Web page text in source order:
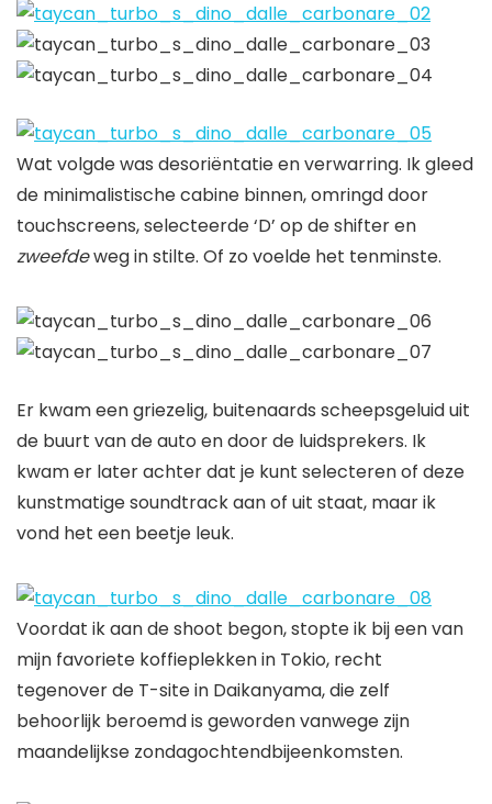
Wat volgde was desoriëntatie en verwarring. Ik gleed
de minimalistische cabine binnen, omringd door
touchscreens, selecteerde ‘D’ op de shifter en
zweefdeweg in stilte. Of zo voelde het tenminste.
Er kwam een ​​griezelig, buitenaards scheepsgeluid uit
de buurt van de auto en door de luidsprekers. Ik
kwam er later achter dat je kunt selecteren of deze
kunstmatige soundtrack aan of uit staat, maar ik
vond het een beetje leuk.
Voordat ik aan de shoot begon, stopte ik bij een van
mijn favoriete koffieplekken in Tokio, recht
tegenover de T-site in Daikanyama, die zelf
behoorlijk beroemd is geworden vanwege zijn
maandelijkse zondagochtendbijeenkomsten.